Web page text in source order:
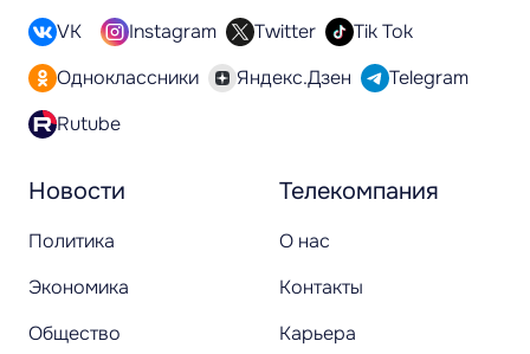
Новости
Политика
Экономика
Общество
Телекомпания
О нас
Контакты
Карьера
VK Instagram Twitter
Tik Tok
Одноклассники
Яндекс.Дзен
Telegram
Rutube